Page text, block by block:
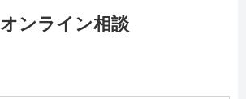
オンライン相談